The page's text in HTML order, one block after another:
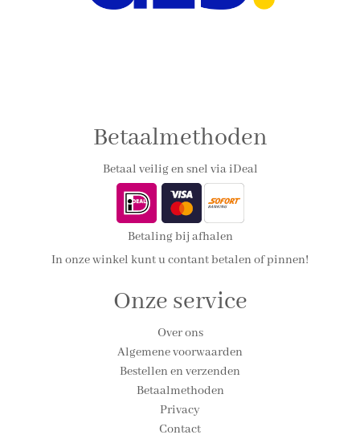
Betaalmethoden
Betaal veilig en snel via iDeal
Betaling bij afhalen
In onze winkel kunt u contant betalen of pinnen!
Onze service
Over ons
Algemene voorwaarden
Bestellen en verzenden
Betaalmethoden
Privacy
Contact